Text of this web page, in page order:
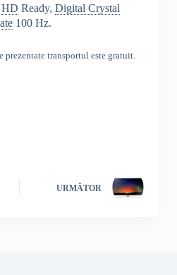
HD Ready, Digital Crystal
100 Hz.
prezentate transportul este gratuit.
URMĂTOR